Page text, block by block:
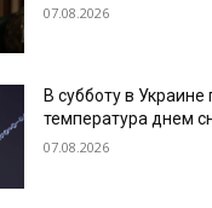
07.08.2026
В субботу в
температура днем
07.08.2026